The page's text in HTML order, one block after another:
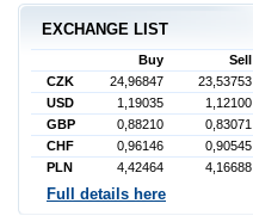
EXCHANGE LIST
Buy
Sell
CZK
24,96847
23,53753
USD
1,19035
1,12100
GBP
0,88210
0,83071
CHF
0,96146
0,90545
PLN
4,42464 4,16688
Full details here